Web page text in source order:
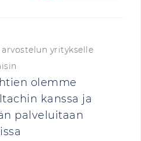
yritykselle
olemme
kanssa ja
palveluitaan